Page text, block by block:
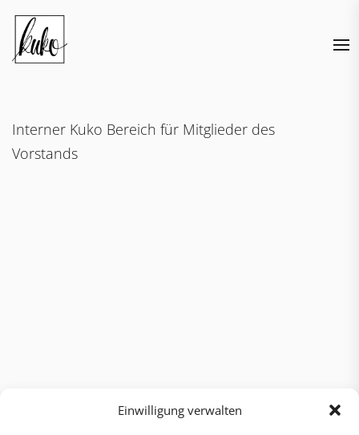
Einwilligung verwalten
content
Interner Kuko Bereich für Mitglieder des
Vorstands